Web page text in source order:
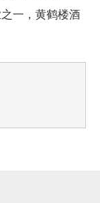
一，黄鹤楼酒